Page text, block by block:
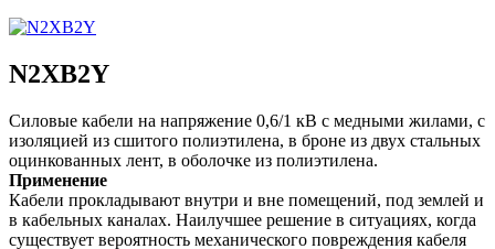
N2XB2Y
Силовые кабели на напряжение 0,6/1 кВ с медными жилами, с
изоляцией из сшитого полиэтилена, в броне из двух стальных
оцинкованных лент, в оболочке из полиэтилена.
Применение
Кабели прокладывают внутри и вне помещений, под землей и
в кабельных каналах. Наилучшее решение в ситуациях, когда
существует вероятность механического повреждения кабеля